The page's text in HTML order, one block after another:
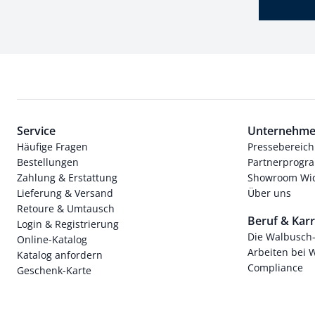
Service
Häufige Fragen
Bestellungen
Zahlung & Erstattung
Lieferung & Versand
Retoure & Umtausch
Login & Registrierung
Online-Katalog
Katalog anfordern
Geschenk-Karte
Pressebereich
Showroom
Über uns
Beruf &
Die
Arbeiten bei
Compliance